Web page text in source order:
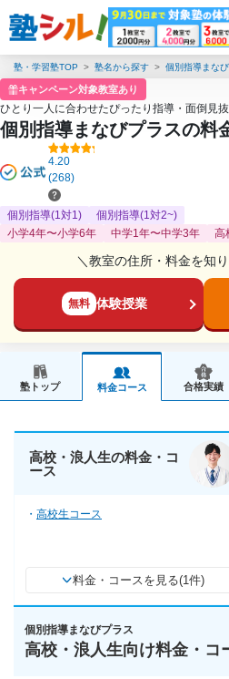
塾・学習塾TOP 塾名から探す 個別指導まな
キャンペーン対象教室あり
ひとり一人に合わせたぴったり指導・面倒見
個別指導まなびプラスの料
4.20
(268)
個別指導(1対1)
個別指導(1対2~)
小学4年〜小学6年
中学1年〜中学3年 高
＼教室の住所・料金を知
無料 体験授業
塾トップ 料金コース 合格実績
高校・浪人生の料金・コ
ース
高校生コース
料金・コースを見る(1件)
個別指導まなびプラス
高校・浪人生向け料金・コ